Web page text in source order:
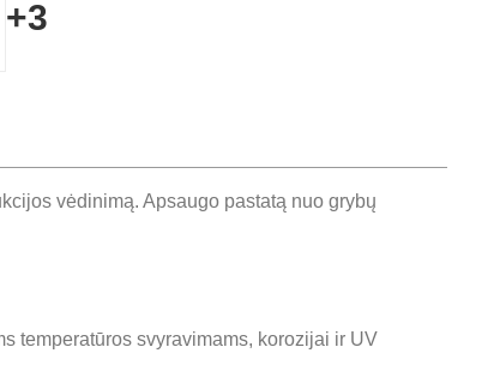
+3
vėdinimą. Apsaugo pastatą nuo grybų
temperatūros svyravimams, korozijai ir UV